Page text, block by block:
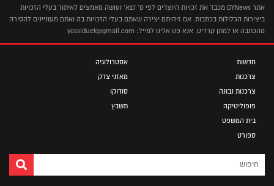
אתר DYNews מכבד את זכויות היוצרים לפי ס' 27א' ועושה מאמצים לאיתור בעלי הזכויות
ביצירות הכלולות בכתבות. אם זיהיתם יצירה שאתם בעלי הזכויות בה ואתם מעוניינים להסירה
מהכתבה או למתן קרדיט, אנא פנו אלינו למייל: yossiduek@gmail.com
חדשות
צרכנות
צרכנות נבונה
פופוליטיקה
בית המשפט
ספורט
אסטרולוגיה
מאזני צדק
סודוקו
תשבץ